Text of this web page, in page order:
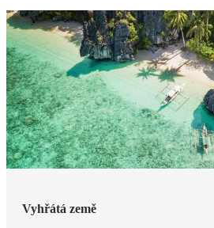
Vyhřátá země